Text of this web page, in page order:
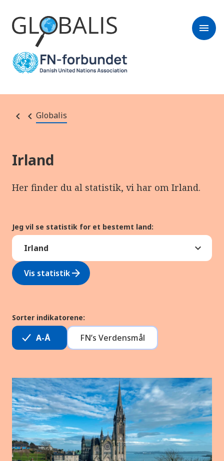
menu
Globalis
Irland
Her finder du al statistik, vi har om Irland.
Jeg vil se statistik for et bestemt land:
Vis statistikarrow_forward
Sorter indikatorene:
A-Å FN’s Verdensmål